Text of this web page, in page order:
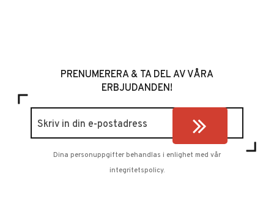
PRENUMERERA & TA DEL AV VÅRA
ERBJUDANDEN!
Dina personuppgifter behandlas i enlighet med vår
integritetspolicy.